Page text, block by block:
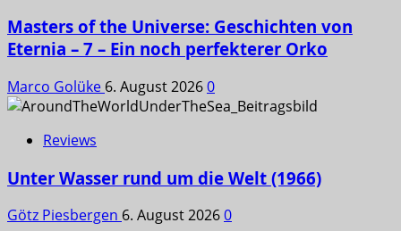
Masters of the Universe: Geschichten von
Eternia – 7 – Ein noch perfekterer Orko
Marco Golüke 6. August 20260
Reviews
Unter Wasser rund um die Welt (1966)
Götz Piesbergen 6. August 20260